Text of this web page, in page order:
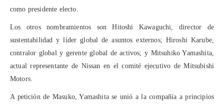
como presidente electo.
Los otros nombramientos son Hitoshi Kawaguchi, director de
sustentabilidad y líder global de asuntos externos; Hiroshi Karube,
contralor global y gerente global de activos; y Mitsuhiko Yamashita,
actual representante de Nissan en el comité ejecutivo de Mitsubishi
Motors.
A petición de Masuko, Yamashita se unió a la compañía a principios